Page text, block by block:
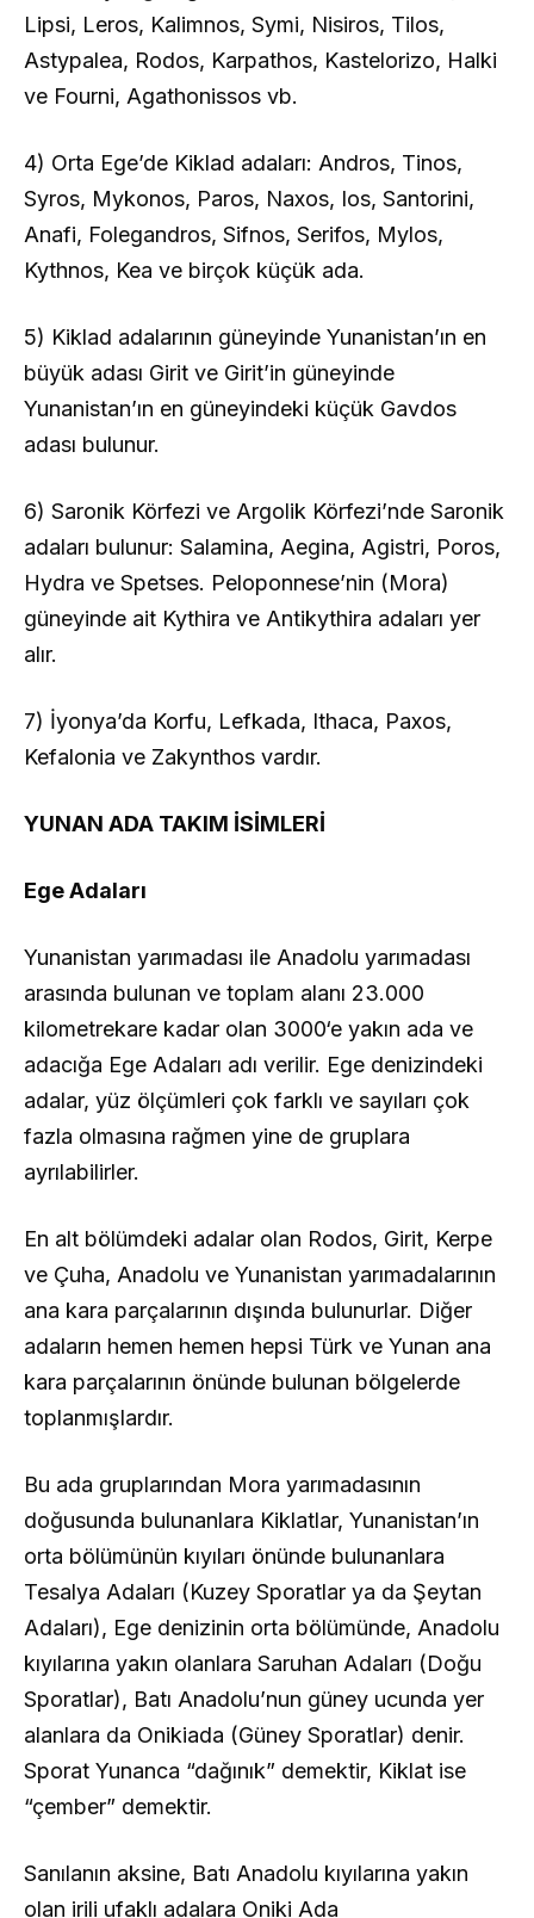
Lipsi, Leros, Kalimnos, Symi, Nisiros, Tilos,
Astypalea, Rodos, Karpathos, Kastelorizo, Halki
ve Fourni, Agathonissos vb.
4) Orta Ege’de Kiklad adaları: Andros, Tinos,
Syros, Mykonos, Paros, Naxos, Ios, Santorini,
Anafi, Folegandros, Sifnos, Serifos, Mylos,
Kythnos, Kea ve birçok küçük ada.
5) Kiklad adalarının güneyinde Yunanistan’ın en
büyük adası Girit ve Girit’in güneyinde
Yunanistan’ın en güneyindeki küçük Gavdos
adası bulunur.
6) Saronik Körfezi ve Argolik Körfezi’nde Saronik
adaları bulunur: Salamina, Aegina, Agistri, Poros,
Hydra ve Spetses. Peloponnese’nin (Mora)
güneyinde ait Kythira ve Antikythira adaları yer
alır.
7) İyonya’da Korfu, Lefkada, Ithaca, Paxos,
Kefalonia ve Zakynthos vardır.
YUNAN ADA TAKIM İSİMLERİ
Ege Adaları
Yunanistan yarımadası ile Anadolu yarımadası
arasında bulunan ve toplam alanı 23.000
kilometrekare kadar olan 3000‘e yakın ada ve
adacığa Ege Adaları adı verilir. Ege denizindeki
adalar, yüz ölçümleri çok farklı ve sayıları çok
fazla olmasına rağmen yine de gruplara
ayrılabilirler.
En alt bölümdeki adalar olan Rodos, Girit, Kerpe
ve Çuha, Anadolu ve Yunanistan yarımadalarının
ana kara parçalarının dışında bulunurlar. Diğer
adaların hemen hemen hepsi Türk ve Yunan ana
kara parçalarının önünde bulunan bölgelerde
toplanmışlardır.
Bu ada gruplarından Mora yarımadasının
doğusunda bulunanlara Kiklatlar, Yunanistan’ın
orta bölümünün kıyıları önünde bulunanlara
Tesalya Adaları (Kuzey Sporatlar ya da Şeytan
Adaları), Ege denizinin orta bölümünde, Anadolu
kıyılarına yakın olanlara Saruhan Adaları (Doğu
Sporatlar), Batı Anadolu’nun güney ucunda yer
alanlara da Onikiada (Güney Sporatlar) denir.
Sporat Yunanca “dağınık” demektir, Kiklat ise
“çember” demektir.
Sanılanın aksine, Batı Anadolu kıyılarına yakın
olan irili ufaklı adalara Oniki Ada